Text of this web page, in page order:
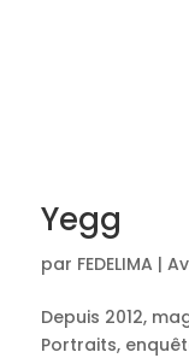
Yegg
par FEDELIMA |
Depuis 2012,
Portraits,